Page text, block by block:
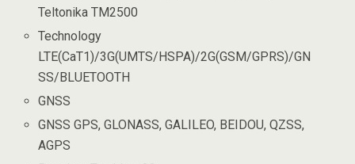
Teltonika TM2500
Technology
LTE(CaT1)/3G(UMTS/HSPA)/2G(GSM/GPRS)/GN
SS/BLUETOOTH
GNSS
GNSS GPS, GLONASS, GALILEO, BEIDOU, QZSS,
AGPS